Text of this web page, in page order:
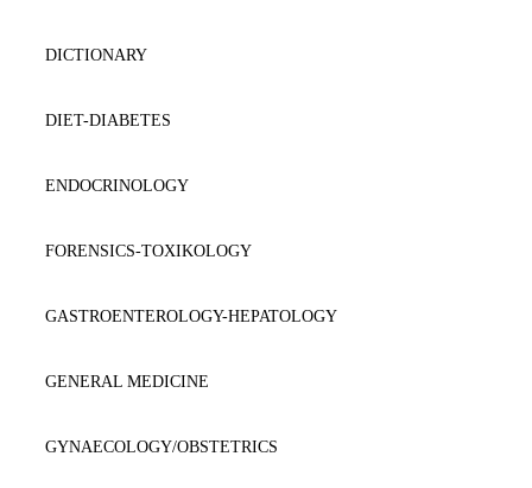
DICTIONARY
DIET-DIABETES
ENDOCRINOLOGY
FORENSICS-TOXIKOLOGY
GASTROENTEROLOGY-HEPATOLOGY
GENERAL MEDICINE
GYNAECOLOGY/OBSTETRICS